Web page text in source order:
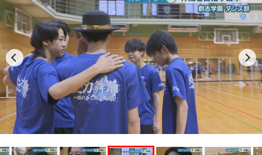
Play